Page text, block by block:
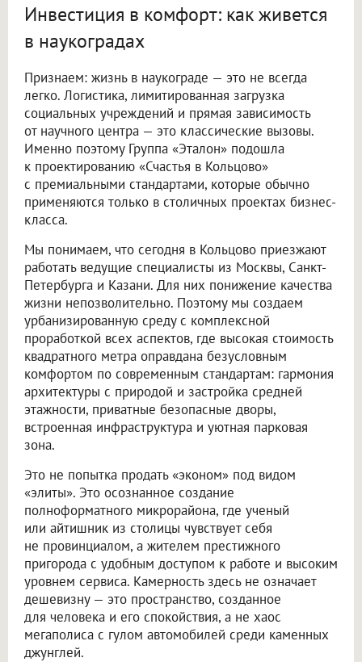
Инвестиция в комфорт: как живется
в наукоградах
Признаем: жизнь в наукограде — это не всегда
легко. Логистика, лимитированная загрузка
социальных учреждений и прямая зависимость
от научного центра — это классические вызовы.
Именно поэтому Группа «Эталон» подошла
к проектированию «Счастья в Кольцово»
с премиальными стандартами, которые обычно
применяются только в столичных проектах бизнес-
класса.
Мы понимаем, что сегодня в Кольцово приезжают
работать ведущие специалисты из Москвы, Санкт-
Петербурга и Казани. Для них понижение качества
жизни непозволительно. Поэтому мы создаем
урбанизированную среду с комплексной
проработкой всех аспектов, где высокая стоимость
квадратного метра оправдана безусловным
комфортом по современным стандартам: гармония
архитектуры с природой и застройка средней
этажности, приватные безопасные дворы,
встроенная инфраструктура и уютная парковая
зона.
Это не попытка продать «эконом» под видом
«элиты». Это осознанное создание
полноформатного микрорайона, где ученый
или айтишник из столицы чувствует себя
не провинциалом, а жителем престижного
пригорода с удобным доступом к работе и высоким
уровнем сервиса. Камерность здесь не означает
дешевизну — это пространство, созданное
для человека и его спокойствия, а не хаос
мегаполиса с гулом автомобилей среди каменных
джунглей.